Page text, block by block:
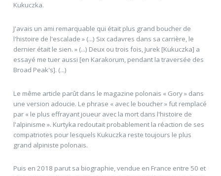
Kukuczka.
J'avais un ami remarquable qui était plus grand boucher de
l'histoire de l'escalade » (...) Six cadavres dans sa carrière, le
dernier était le sien. » (...) Deux ou trois fois, Jurek [Kukuczka] a
essayé me tuer aussi [en Karakorum, pendant la traversée des
Broad Peak's]. (...)
Le même article parût dans le magazine polonais « Gory » dans
une version adoucie. Le phrase « avec le boucher » fut remplacé
par « le plus effrayant joueur avec la mort dans l'histoire de
l'alpinisme ». Kurtyka redoutait probablement la réaction de ses
compatriotes pour lesquels Kukuczka reste toujours le plus
grand alpiniste polonais.
Puis en 2018 parut sa biographie, vendue en France entre 50 et